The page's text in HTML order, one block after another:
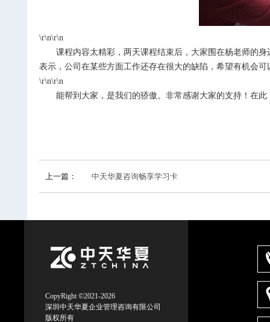
\r\n\r\n
课程内容太精彩，两天课程结束后，大家围在杨老师的
表示，公司在某些方面工作还存在很大的缺陷，希望有机会
\r\n\r\n
能帮到大家，是我们的骄傲。非常感谢大家的支持！在
上一篇： 中天华夏咨询畅享学习卡
CopyRight ©2021-2026
深圳中天华夏企业管理咨询有限公司
版权所有